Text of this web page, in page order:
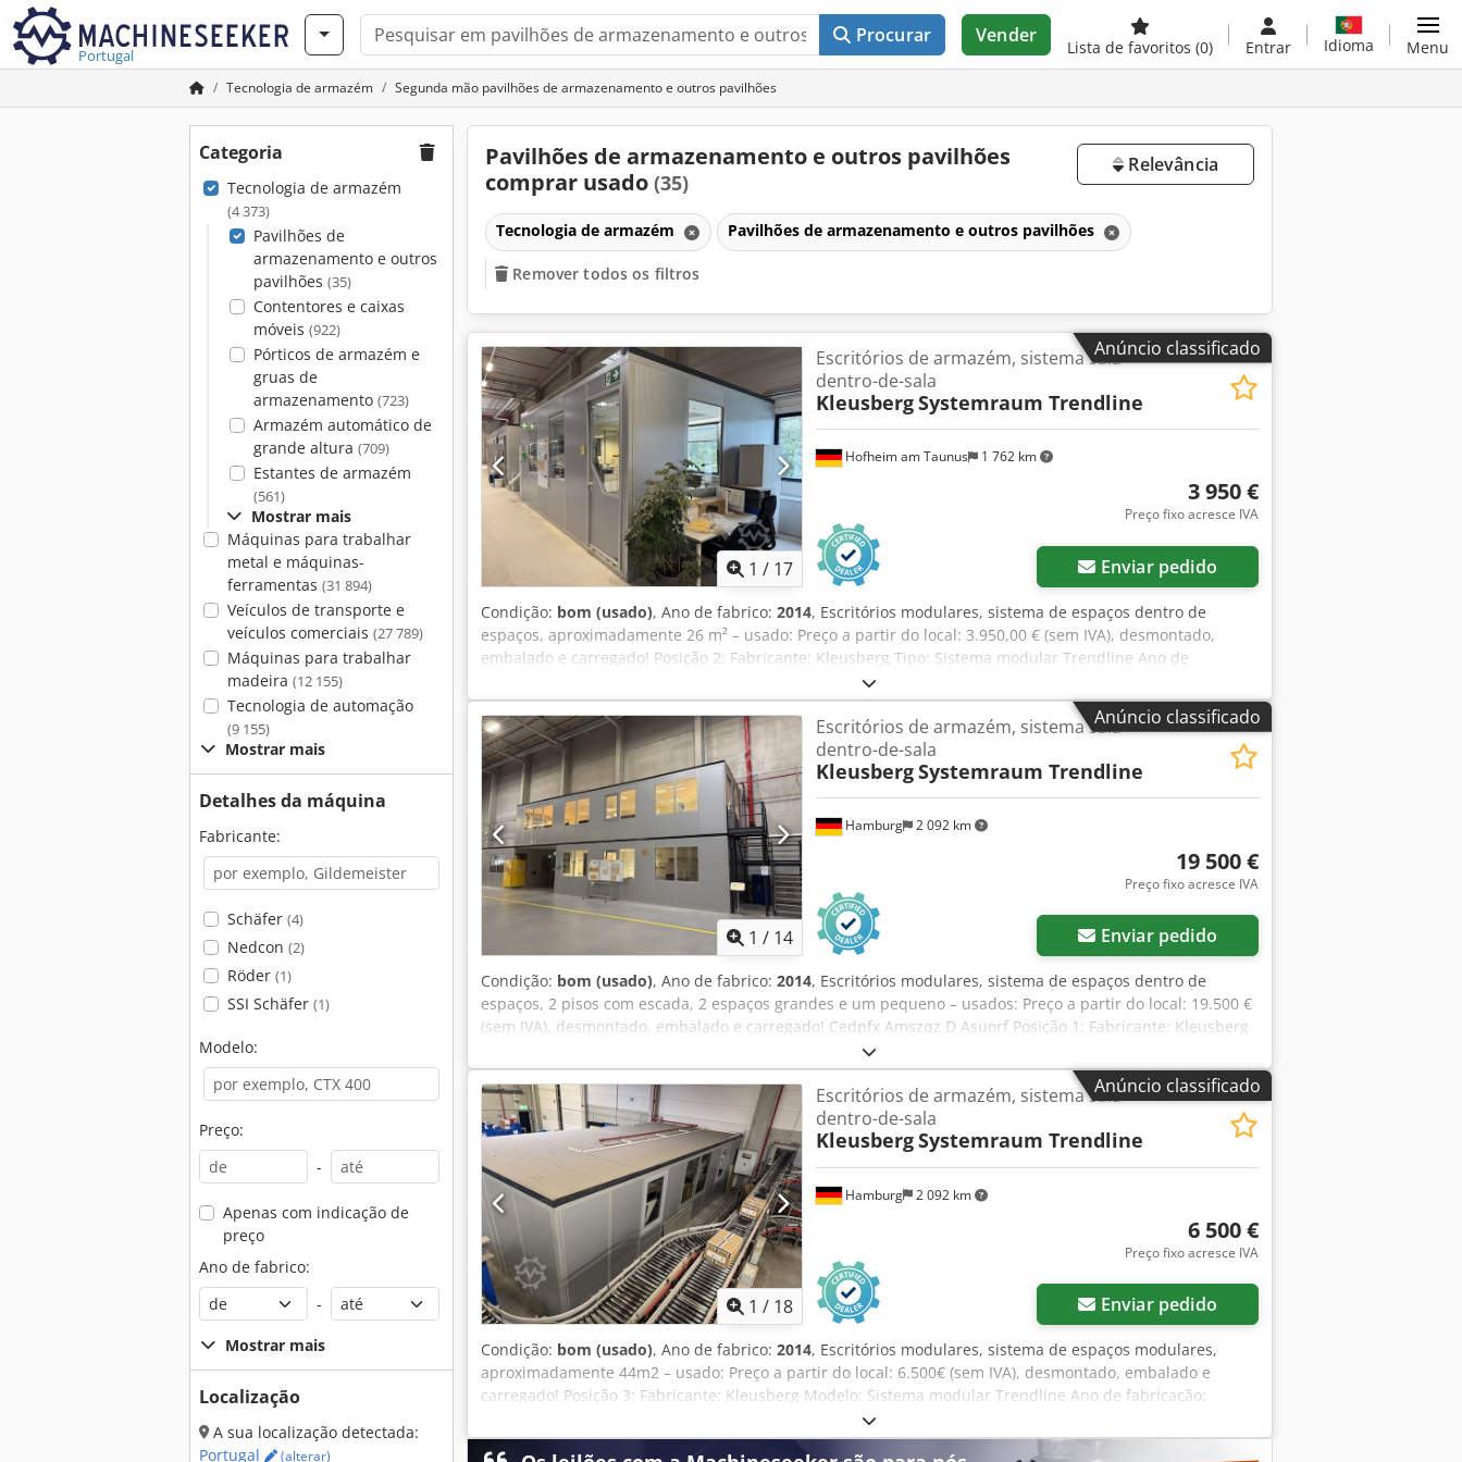
Portugal
Procurar Vender
Lista de favoritos (0) Entrar Idioma Menu
Tecnologia de armazém Segunda mão pavilhões de armazenamento e outros pavilhões
Categoria
Tecnologia de armazém
(4 373)
Pavilhões de
armazenamento e outros
pavilhões (35)
Contentores e caixas
móveis (922)
Pórticos de armazém e
gruas de
armazenamento (723)
Armazém automático de
grande altura (709)
Estantes de armazém
(561)
Mostrar mais
Máquinas para trabalhar
metal e máquinas-
ferramentas (31 894)
Veículos de transporte e
veículos comerciais (27 789)
Máquinas para trabalhar
madeira (12 155)
Tecnologia de automação
(9 155)
Mostrar mais
Detalhes da máquina
Fabricante:
Schäfer (4)
Nedcon (2)
Röder (1)
SSI Schäfer (1)
Modelo:
Preço:
-
Apenas com indicação de
preço
Ano de fabrico:
-
Mostrar mais
Localização
A sua localização detectada:
Portugal
(alterar)
Pavilhões de armazenamento e outros pavilhões
comprar usado (35)
Relevância
Tecnologia de armazém Pavilhões de armazenamento e outros pavilhões
Remover todos os filtros
Anúncio classificado
1 / 17
Hofheim am Taunus 1 762 km
Escritórios de armazém, sistema sala-
dentro-de-sala
KleusbergSystemraum Trendline
3 950 €
Preço fixo acresce IVA
Enviar pedido
Condição: bom (usado), Ano de fabrico: 2014, Escritórios modulares, sistema de espaços dentro de
espaços, aproximadamente 26 m² – usado: Preço a partir do local: 3.950,00 € (sem IVA), desmontado,
embalado e carregado! Posição 2: Fabricante: Kleusberg Tipo: Sistema modular Trendline Ano de
fabricação: desconhecido, provavelmente 2014 Telhado acessível, com capacidade máxima de carga de
100 kg Largura do módulo: aproximadamente 1,03 m Comprimento: aproximadamente 6,31 m (6 módulos)
Profundidade: aproximadamente 4,24 m (4 módulos) Altura no piso térreo: aproximadamente 2,96 m 1
porta Todos os escritórios são fechados em três lados e, portanto, um dos lados está encostado à parede
do pavilhão. Sem piso. Estado: bom. Codpfx Amezqz A Eeuorf Disponível: a partir de aproximadamente o
4.º trimestre de 2026. Localização: Hamburgo.
Anúncio classificado
1 / 14
Hamburg 2 092 km
Escritórios de armazém, sistema sala-
dentro-de-sala
KleusbergSystemraum Trendline
19 500 €
Preço fixo acresce IVA
Enviar pedido
Condição: bom (usado), Ano de fabrico: 2014, Escritórios modulares, sistema de espaços dentro de
espaços, 2 pisos com escada, 2 espaços grandes e um pequeno – usados: Preço a partir do local: 19.500 €
(sem IVA), desmontado, embalado e carregado! Cedpfx Amszqz D Asuorf Posição 1: Fabricante: Kleusberg
Tipo: Sistema modular Trendline Ano de fabricação: desconhecido, provavelmente 2014 Altura: cerca de 6
m Telhado acessível, com capacidade máxima de carga de 100 kg Largura do módulo: aprox. 1,03 m
Comprimento: aprox. 21,40 m, a "abertura" para passagem tem aprox. 4,40 m de comprimento
Profundidade: aprox. 4,24 m Altura do piso térreo: aprox. 2,86 m Todos os escritórios são fechados em
três lados e, portanto, um dos lados está encostado à parede do pavilhão. Sem piso. Estado: bom
Disponível: a partir de aproximadamente o 4.º trimestre de 2026 Localização: Hamburgo
Anúncio classificado
1 / 18
Hamburg 2 092 km
Escritórios de armazém, sistema sala-
dentro-de-sala
KleusbergSystemraum Trendline
6 500 €
Preço fixo acresce IVA
Enviar pedido
Condição: bom (usado), Ano de fabrico: 2014, Escritórios modulares, sistema de espaços modulares,
aproximadamente 44m2 – usado: Preço a partir do local: 6.500€ (sem IVA), desmontado, embalado e
carregado! Posição 3: Fabricante: Kleusberg Modelo: Sistema modular Trendline Ano de fabricação:
desconhecido, provavelmente 2014 Telhado acessível, com capacidade máxima de carga de 100 kg
Largura do módulo: aproximadamente 1,03 m Comprimento (interno): aproximadamente 9,94 m (10